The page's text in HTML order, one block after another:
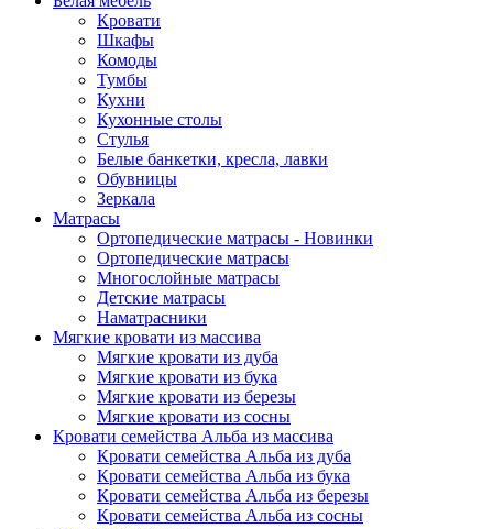
Кровати
Шкафы
Комоды
Тумбы
Кухни
Кухонные столы
Стулья
Белые банкетки, кресла, лавки
Обувницы
Зеркала
Матрасы
Ортопедические матрасы - Новинки
Ортопедические матрасы
Многослойные матрасы
Детские матрасы
Наматрасники
Мягкие кровати из массива
Мягкие кровати из дуба
Мягкие кровати из бука
Мягкие кровати из березы
Мягкие кровати из сосны
Кровати семейства Альба из массива
Кровати семейства Альба из дуба
Кровати семейства Альба из бука
Кровати семейства Альба из березы
Кровати семейства Альба из сосны